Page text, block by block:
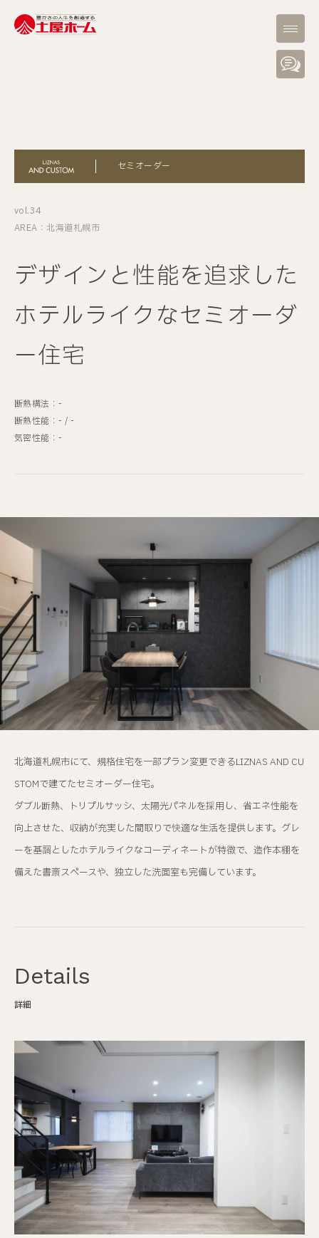
セミオーダー
vol.34
AREA：北海道札幌市
デザインと性能を追求した
ホテルライクなセミオーダ
ー住宅
断熱構法：-
断熱性能：- / -
気密性能：-
北海道札幌市にて、規格住宅を一部プラン変更できるLIZNAS AND CU
STOMで建てたセミオーダー住宅。
ダブル断熱、トリプルサッシ、太陽光パネルを採用し、省エネ性能を
向上させた、収納が充実した間取りで快適な生活を提供します。グレ
ーを基調としたホテルライクなコーディネートが特徴で、造作本棚を
備えた書斎スペースや、独立した洗面室も完備しています。
Details
詳細